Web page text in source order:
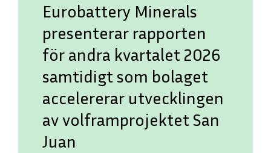
ENGLISH DEUTSCH
Eurobattery Minerals
presenterar rapporten
för andra kvartalet 2026
samtidigt som bolaget
accelererar utvecklingen
av volframprojektet San
Juan